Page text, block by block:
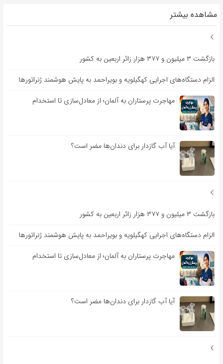
مشاهده بیشتر
بازگشت ۳ میلیون و ۳۷۷ هزار زائر اربعین به کشور
الزام دستگاه‌های اجرایی کهگیلویه و بویراحمد به پایش هوشمند ژنراتورها
مهاجرت پرستاران به آلمان؛ از معادل‌سازی تا استخدام
آیا آب گازدار برای دندان‌ها مضر است؟
بازگشت ۳ میلیون و ۳۷۷ هزار زائر اربعین به کشور
الزام دستگاه‌های اجرایی کهگیلویه و بویراحمد به پایش هوشمند ژنراتورها
مهاجرت پرستاران به آلمان؛ از معادل‌سازی تا استخدام
آیا آب گازدار برای دندان‌ها مضر است؟